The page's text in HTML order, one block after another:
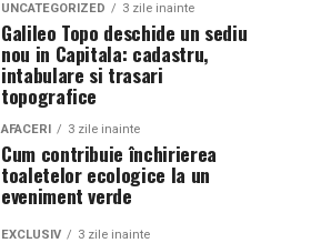
UNCATEGORIZED 3 zile inainte
Galileo Topo deschide un sediu
nou in Capitala: cadastru,
intabulare si trasari
topografice
AFACERI 3 zile inainte
Cum contribuie închirierea
toaletelor ecologice la un
eveniment verde
EXCLUSIV 3 zile inainte